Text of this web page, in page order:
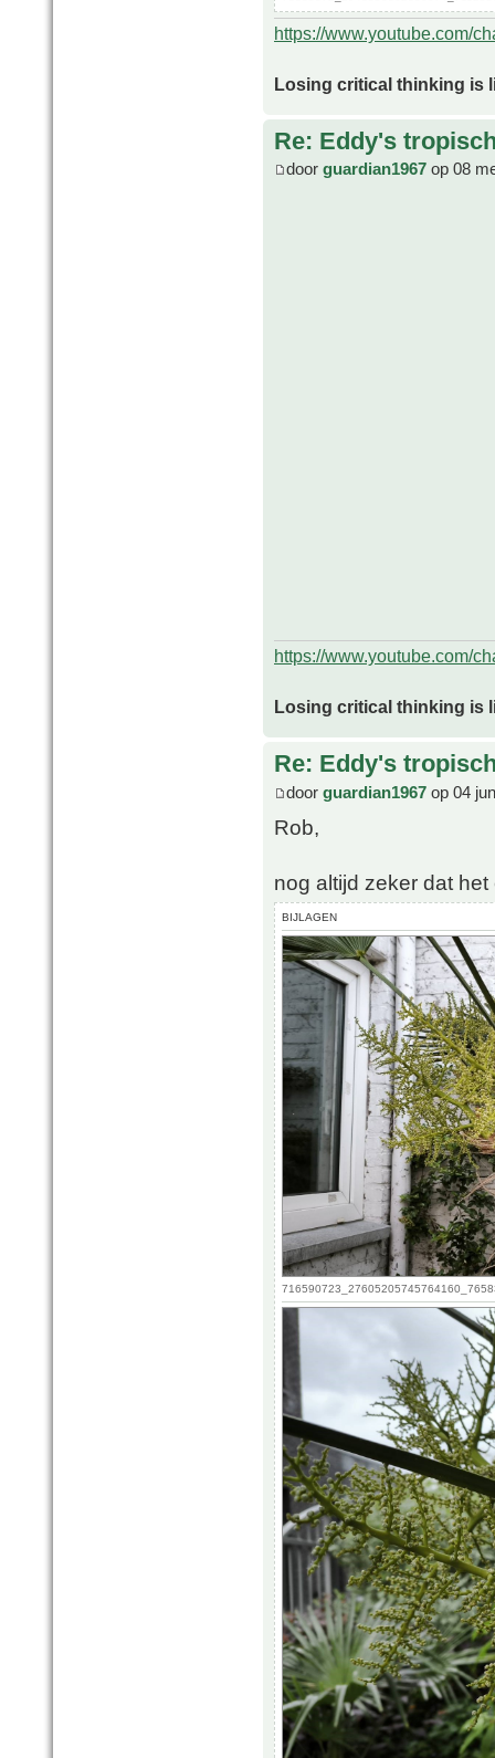
https://www.youtube.com/
Losing critical thinking is
Re: Eddy's
door guardian1967 op 08
https://www.youtube.com/
Losing critical thinking is
Re: Eddy's
door guardian1967 op 04
Rob,
nog altijd zeker dat
BIJLAGEN